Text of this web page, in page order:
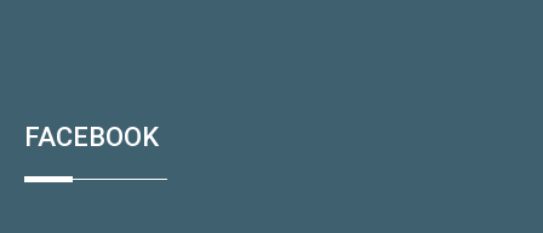
FACEBOOK